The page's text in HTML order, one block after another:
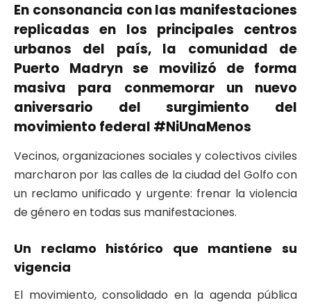
En consonancia con las manifestaciones
replicadas en los principales centros
urbanos del país, la comunidad de
Puerto Madryn se movilizó de forma
masiva para conmemorar un nuevo
aniversario del surgimiento del
movimiento federal #NiUnaMenos
Vecinos, organizaciones sociales y colectivos civiles
marcharon por las calles de la ciudad del Golfo con
un reclamo unificado y urgente: frenar la violencia
de género en todas sus manifestaciones.
Un reclamo histórico que mantiene su
vigencia
El movimiento, consolidado en la agenda pública